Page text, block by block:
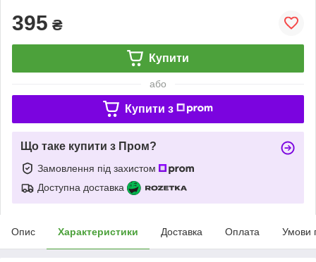
395 ₴
Купити
або
Купити з
Що таке купити з Пром?
Замовлення під захистом
Доступна доставка
Опис Характеристики Доставка Оплата Умови